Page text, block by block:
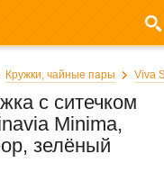
Кружки, чайные пары Viva
с ситечком
Minima,
зелёный